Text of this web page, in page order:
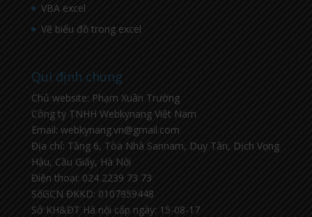
VBA excel
Vẽ biểu đồ trong excel
Qui định chung
Chủ website: Phạm Xuân Trường
Công ty TNHH Webkynang Việt Nam
Email: webkynang.vn@gmail.com
Địa chỉ: Tầng 6, Tòa Nhà Sannam, Duy Tân, Dịch Vọng
Hậu, Cầu Giấy, Hà Nội
Điện thoại: 024 2239 73 73
SốGCN ĐKKD: 0107959448
Sở KH&ĐT Hà nội cấp ngày: 15-08-17